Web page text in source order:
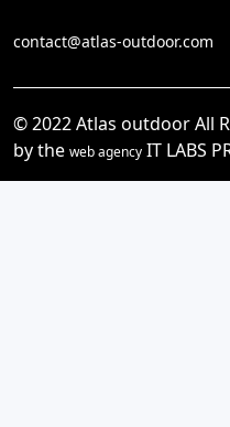
contact@atlas-outdoor.com
© 2022 Atlas outdoor All
by the web agency IT LABS